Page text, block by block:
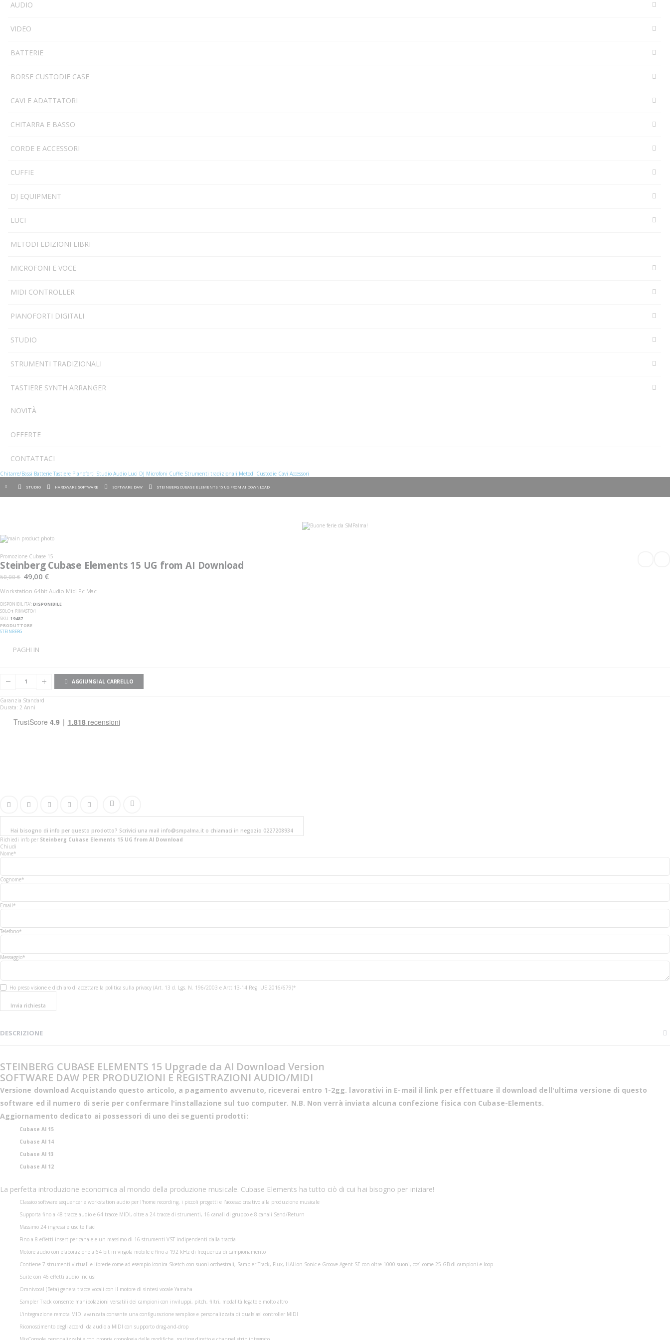
AUDIO
VIDEO
BATTERIE
BORSE CUSTODIE CASE
CAVI E ADATTATORI
CHITARRA E BASSO
CORDE E ACCESSORI
CUFFIE
DJ EQUIPMENT
LUCI
METODI EDIZIONI LIBRI
MICROFONI E VOCE
MIDI CONTROLLER
PIANOFORTI DIGITALI
STUDIO
STRUMENTI TRADIZIONALI
TASTIERE SYNTH ARRANGER
NOVITÀ
OFFERTE
CONTATTACI
Chitarre/Bassi Batterie Tastiere Pianoforti Studio Audio Luci DJ Microfoni Cuffie Strumenti tradizionali Metodi Custodie Cavi Accessori
STUDIO HARDWARE SOFTWARE SOFTWARE DAW STEINBERG CUBASE ELEMENTS 15 UG FROM AI DOWNLOAD
Vai
alla
della
galleria
immagini
all'inizio
della
galleria
di
immagini
Promozione Cubase 15
Steinberg Cubase Elements 15 UG from AI Download
50,00 € 49,00 €
Workstation 64bit Audio Midi Pc Mac
DISPONIBILITA':DISPONIBILE
SOLO1 RIMASTO/I
SKU 19487
PRODUTTORE
STEINBERG
PAGHI IN
AGGIUNGI AL CARRELLO
Garanzia Standard
Durata: 2 Anni
Hai bisogno di info per questo prodotto? Scrivici una mail info@smpalma.it o chiamaci in negozio 0227208934
Richiedi info per Steinberg Cubase Elements 15 UG from AI Download
Chiudi
Nome*
Cognome*
Email*
Telefono*
Messaggio*
Ho preso visione e dichiaro di accettare la politica sulla privacy (Art. 13 d. Lgs. N. 196/2003 e Artt 13-14 Reg. UE 2016/679)*
Invia richiesta
DESCRIZIONE
STEINBERG CUBASE ELEMENTS 15 Upgrade da AI Download Version
SOFTWARE DAW PER PRODUZIONI E REGISTRAZIONI AUDIO/MIDI
Versione downloadAcquistando questo articolo, a pagamento avvenuto, riceverai entro 1-2gg. lavorativi in E-mail il link per effettuare il download dell'ultima versione di questo
software ed il numero di serie per confermare l'installazione sul tuo computer. N.B. Non verrà inviata alcuna confezione fisica con Cubase-Elements.
Aggiornamento dedicato ai possessori di uno dei seguenti prodotti:
Cubase AI 15
Cubase AI 14
Cubase AI 13
Cubase AI 12
La perfetta introduzione economica al mondo della produzione musicale. Cubase Elements ha tutto ciò di cui hai bisogno per iniziare!
Classico software sequencer e workstation audio per l'home recording, i piccoli progetti e l'accesso creativo alla produzione musicale
Supporta fino a 48 tracce audio e 64 tracce MIDI, oltre a 24 tracce di strumenti, 16 canali di gruppo e 8 canali Send/Return
Massimo 24 ingressi e uscite fisici
Fino a 8 effetti insert per canale e un massimo di 16 strumenti VST indipendenti dalla traccia
Motore audio con elaborazione a 64 bit in virgola mobile e fino a 192 kHz di frequenza di campionamento
Contiene 7 strumenti virtuali e librerie come ad esempio Iconica Sketch con suoni orchestrali, Sampler Track, Flux, HALion Sonic e Groove Agent SE con oltre 1000 suoni, così come 25 GB di campioni e loop
Suite con 46 effetti audio inclusi
Omnivocal (Beta) genera tracce vocali con il motore di sintesi vocale Yamaha
Sampler Track consente manipolazioni versatili dei campioni con inviluppi, pitch, filtri, modalità legato e molto altro
L'integrazione remota MIDI avanzata consente una configurazione semplice e personalizzata di qualsiasi controller MIDI
Riconoscimento degli accordi da audio a MIDI con supporto drag-and-drop